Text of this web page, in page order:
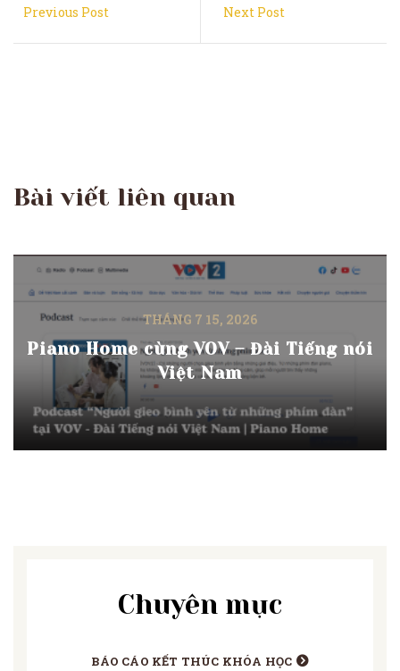
Previous Post Next Post
Bài viết liên quan
THÁNG 7 15, 2026
Piano Home cùng VOV – Đài Tiếng nói
Việt Nam
Chuyên mục
BÁO CÁO KẾT THÚC KHÓA HỌC